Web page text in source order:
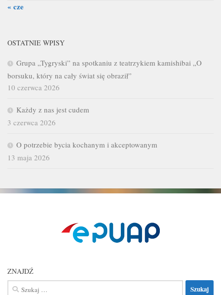
« cze
OSTATNIE WPISY
Grupa „Tygryski” na spotkaniu z teatrzykiem kamishibai „O
borsuku, który na cały świat się obraził”
10 czerwca 2026
Każdy z nas jest cudem
3 czerwca 2026
O potrzebie bycia kochanym i akceptowanym
13 maja 2026
ZNAJDŹ
Szukaj: